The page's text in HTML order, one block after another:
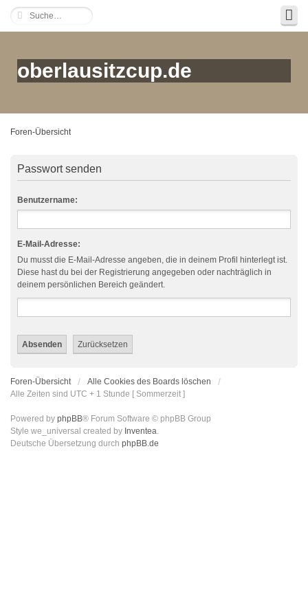
oberlausitzcup.de
Foren-Übersicht
Passwort senden
Benutzername:
E-Mail-Adresse:
Du musst die E-Mail-Adresse angeben, die in deinem Profil hinterlegt ist.
Diese hast du bei der Registrierung angegeben oder nachträglich in
deinem persönlichen Bereich geändert.
Foren-Übersicht
Alle Cookies des Boards löschen
Alle Zeiten sind UTC + 1 Stunde [ Sommerzeit ]
Powered by phpBB® Forum Software © phpBB Group
Style we_universal created by Inventea.
Deutsche Übersetzung durch phpBB.de